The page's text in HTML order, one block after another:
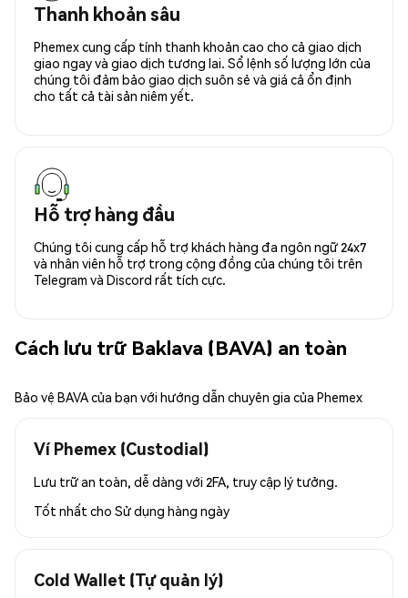
Thanh khoản sâu
Phemex cung cấp tính thanh khoản cao cho cả giao dịch
giao ngay và giao dịch tương lai. Sổ lệnh số lượng lớn của
chúng tôi đảm bảo giao dịch suôn sẻ và giá cả ổn định
cho tất cả tài sản niêm yết.
Hỗ trợ hàng đầu
Chúng tôi cung cấp hỗ trợ khách hàng đa ngôn ngữ 24x7
và nhân viên hỗ trợ trong cộng đồng của chúng tôi trên
Telegram và Discord rất tích cực.
Cách lưu trữ Baklava (BAVA) an toàn
Bảo vệ BAVA của bạn với hướng dẫn chuyên gia của Phemex
Ví Phemex (Custodial)
Lưu trữ an toàn, dễ dàng với 2FA, truy cập lý tưởng.
Tốt nhất cho Sử dụng hàng ngày
Cold Wallet (Tự quản lý)